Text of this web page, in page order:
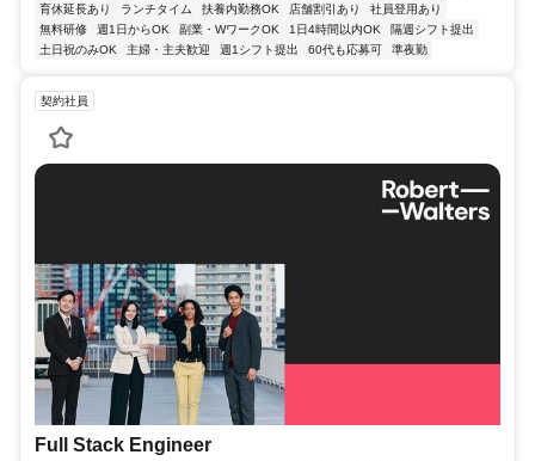
育休延長あり
ランチタイム 扶養内勤務OK 店舗割引あり
社員登用あり
無料研修
週1日からOK 副業・WワークOK 1日4時間以内OK
隔週シフト提出
土日祝のみOK
主婦・主夫歓迎 週1シフト提出 60代も応募可 準夜勤
契約社員
Full Stack Engineer